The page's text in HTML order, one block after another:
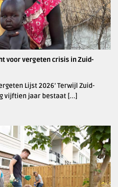
voor vergeten crisis in Zuid-
Lijst 2026’ Terwijl Zuid-
vijftien jaar bestaat [...]